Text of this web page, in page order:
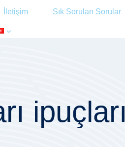
İletişim Sık Sorulan Sorular
ipuçları